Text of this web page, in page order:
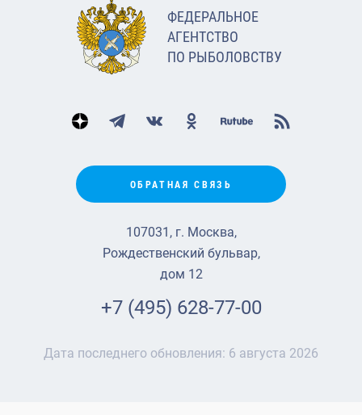
ФЕДЕРАЛЬНОЕ
АГЕНТСТВО
ПО РЫБОЛОВСТВУ
ОБРАТНАЯ СВЯЗЬ
107031, г. Москва,
Рождественский бульвар,
дом 12
+7 (495) 628-77-00
Дата последнего обновления: 6 августа 2026